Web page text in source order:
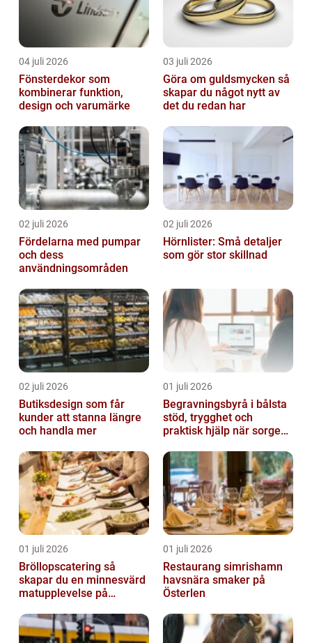
04 juli 2026
Fönsterdekor som
kombinerar funktion,
design och varumärke
03 juli 2026
Göra om guldsmycken så
skapar du något nytt av
det du redan har
02 juli 2026
Fördelarna med pumpar
och dess
användningsområden
02 juli 2026
Hörnlister: Små detaljer
som gör stor skillnad
02 juli 2026
Butiksdesign som får
kunder att stanna längre
och handla mer
01 juli 2026
Begravningsbyrå i bålsta
stöd, trygghet och
praktisk hjälp när sorgen
01 juli 2026
Bröllopscatering så
skapar du en minnesvärd
matupplevelse på
01 juli 2026
Restaurang simrishamn
havsnära smaker på
Österlen